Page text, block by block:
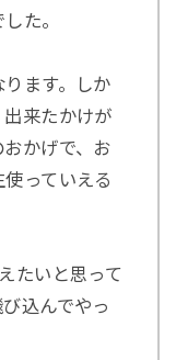
た。
ます。しか
出来たかけが
かげで、お
っていえる
たいと思って
込んでやっ